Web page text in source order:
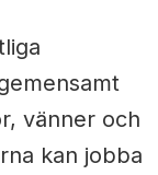
vänner och
kan jobba